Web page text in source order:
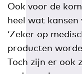
Ook voor de
heel wat
‘Zeker op
producten
Toch zijn er ook